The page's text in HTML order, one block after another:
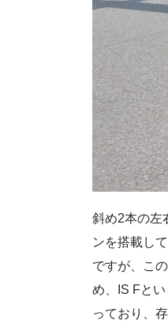
斜め2本の左
ンを搭載し
ですが、こ
め、IS Fと
っており、